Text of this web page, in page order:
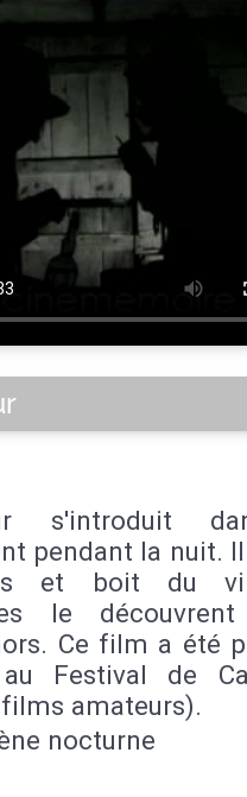
s'introduit
pendant la nuit.
et boit du
le
Ce film a été
Festival de
amateurs).
nocturne